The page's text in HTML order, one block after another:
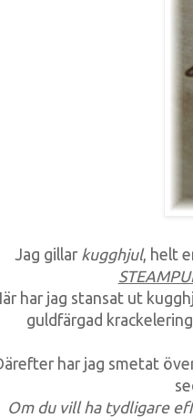
Jag gillar kugghjul, helt
har jag stansat ut
guldfärgad
har jag smetat
Om du vill ha tydligare